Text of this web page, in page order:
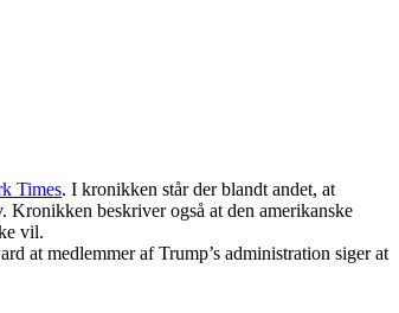
Times. I kronikken står der blandt andet, at
Kronikken beskriver også at den amerikanske
vil.
at medlemmer af Trump’s administration siger at